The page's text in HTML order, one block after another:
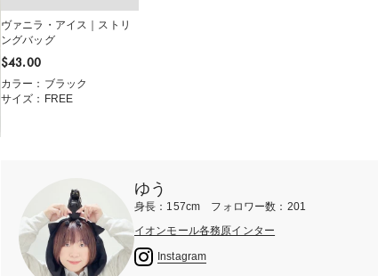
ヴァニラ・アイス｜ストリ
ングバッグ
$‌43.00
カラー：ブラック
サイズ：FREE
ゆう
身長：157cm フォロワー数：201
イオンモール各務原インター
Instagram